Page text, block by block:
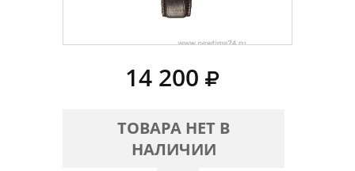
14 200
ТОВАРА НЕТ В
НАЛИЧИИ